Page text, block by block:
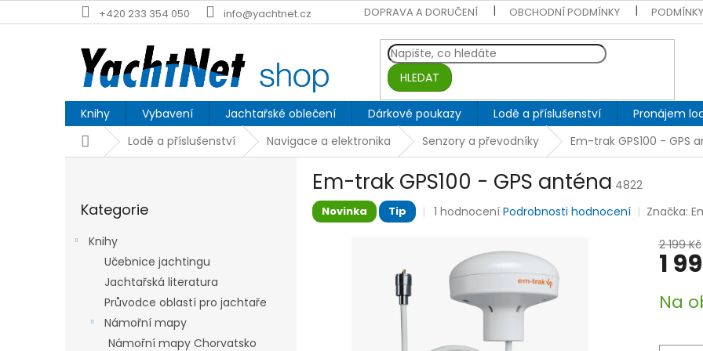
na
+420 233 354 050 info@yachtnet.cz DOPRAVA A DORUČENÍ OBCHODNÍ PODMÍNKY
HLEDAT
Knihy Vybavení Jachtařské oblečení Dárkové poukazy Lodě a příslušenství Pronájem
DomůLodě a příslušenství Navigace a elektronika Senzory a převodníky Em-trak GPS100 - GPS
kategorie
Kategorie
Knihy
Učebnice jachtingu
Jachtařská literatura
Průvodce oblastí pro jachtaře
Námořní mapy
Námořní mapy Chorvatsko
Em-trak GPS100 - GPS anténa 4822
Novinka Tip
Průměrné
hvězdiček.
1 hodnocení Podrobnosti hodnocení Značka:
2 199 Kč
1
cena:
Na